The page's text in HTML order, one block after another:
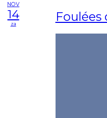
NOV
14
za Foulées